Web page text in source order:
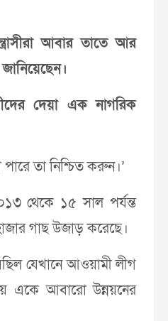
আবার তাতে আর
দেয়া এক নাগরিক
তা নিশ্চিত করুন।’
থেকে ১৫ সাল পর্যন্ত
গাছ উজাড় করেছে।
যেখানে আওয়ামী লীগ
একে আবারো উন্নয়নের